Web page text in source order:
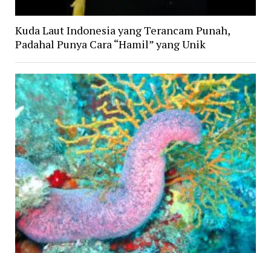
Kuda Laut Indonesia yang Terancam Punah,
Padahal Punya Cara “Hamil” yang Unik